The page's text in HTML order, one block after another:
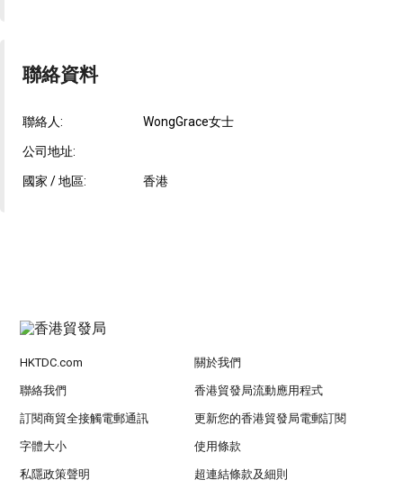
聯絡資料
聯絡人: WongGrace女士
公司地址:
國家 / 地區: 香港
HKTDC.com 關於我們
聯絡我們 香港貿發局流動應用程式
訂閱商貿全接觸電郵通訊 更新您的香港貿發局電郵訂閱
字體大小 使用條款
私隱政策聲明 超連結條款及細則